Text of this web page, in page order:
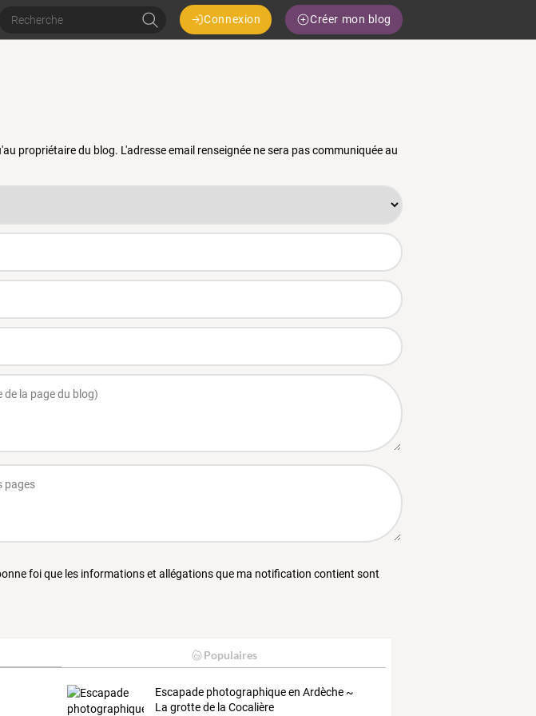
Connexion Créer mon blog
propriétaire du blog. L'adresse email renseignée ne sera pas communiquée au
foi que les informations et allégations que ma notification contient sont
Populaires
Escapade photographique en Ardèche ~
La grotte de la Cocalière